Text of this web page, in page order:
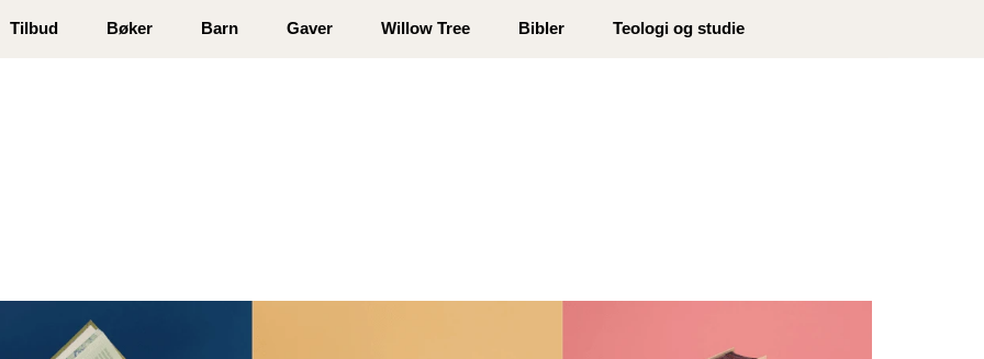
deg Min side Infosenter
Tilbud Bøker Barn Gaver Willow Tree Bibler Teologi og studie